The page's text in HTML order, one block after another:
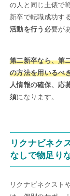
の人と同じ土俵で
新卒で転職成功す
活動を行う 必要が
第二新卒なら、第
の方法を用いるべ
人情報の確保、応
須になります。
リクナビネク
なしで物足り
リクナビネクスト